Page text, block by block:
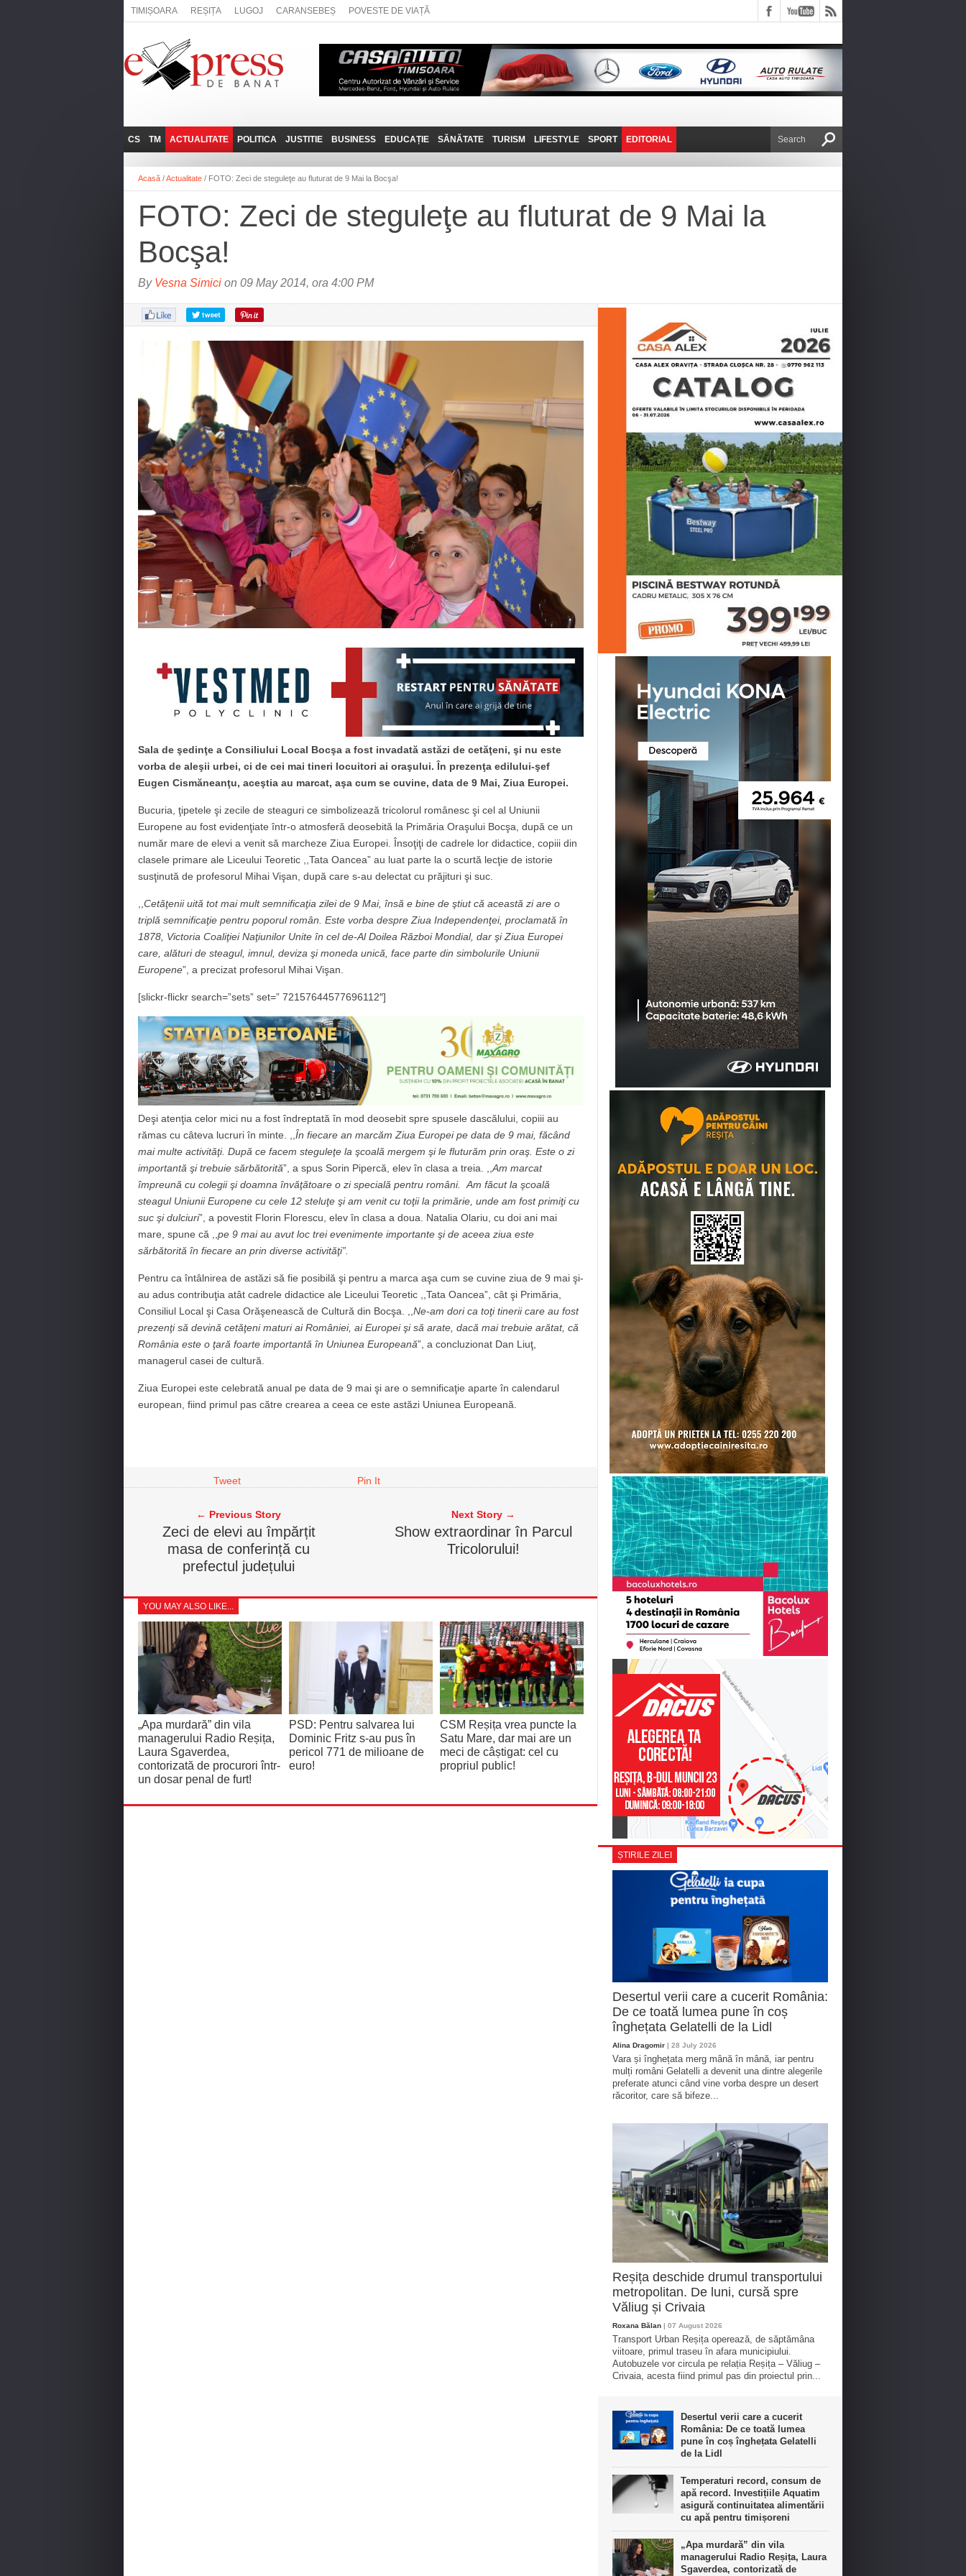
TIMIȘOARA REȘIȚA LUGOJ CARANSEBEȘ POVESTE DE VIAȚĂ
CS
REȘIȚA
CARANSEBEȘ
ANINA
BOCŞA
MOLDOVA NOUĂ
ORAVIȚA
OȚELU ROŞU
TM
LUGOJ
TIMIȘOARA
ACTUALITATE
ADMINISTRATIE
NAȚIONAL
SOCIAL
POLITICA
EXPRESSLIVE
INTERVIURILE
JUSTITIE BUSINESS
JOB-URI
TEHNIT
EDUCAȚIE SĂNĂTATE TURISM
PRIN MUNȚII
FANTASTICUL BANAT
LIFESTYLE
POVESTE DE VIAȚĂ
SPORT EDITORIAL
DE VICTOR NAFIRU
Acasă /Actualitate / FOTO: Zeci de steguleţe au fluturat de 9 Mai la Bocşa!
FOTO: Zeci de steguleţe au fluturat de 9 Mai la
Bocşa!
By Vesna Simici on 09 May 2014, ora 4:00 PM
Sala de şedinţe a Consiliului Local Bocşa a fost invadată astăzi de cetăţeni, şi nu este
vorba de aleşii urbei, ci de cei mai tineri locuitori ai oraşului. În prezenţa edilului-şef
Eugen Cismăneanţu, aceştia au marcat, aşa cum se cuvine, data de 9 Mai, Ziua Europei.
Bucuria, ţipetele şi zecile de steaguri ce simbolizează tricolorul românesc şi cel al Uniunii
Europene au fost evidenţiate într-o atmosferă deosebită la Primăria Oraşului Bocşa, după ce un
număr mare de elevi a venit să marcheze Ziua Europei. Însoţiţi de cadrele lor didactice, copiii din
clasele primare ale Liceului Teoretic ,,Tata Oancea” au luat parte la o scurtă lecţie de istorie
susţinută de profesorul Mihai Vişan, după care s-au delectat cu prăjituri şi suc.
Cetăţenii uită tot mai mult semnificaţia zilei de 9 Mai, însă e bine de ştiut că această zi are o
triplă semnificaţie pentru poporul român. Este vorba despre Ziua Independenţei, proclamată în
1878, Victoria Coaliţiei Naţiunilor Unite în cel de-Al Doilea Război Mondial, dar şi Ziua Europei
care, alături de steagul, imnul, deviza şi moneda unică, face parte din simbolurile Uniunii
Europene”, a precizat profesorul Mihai Vişan.
[slickr-flickr search=”sets” set=” 72157644577696112″]
Deşi atenţia celor mici nu a fost îndreptată în mod deosebit spre spusele dascălului, copiii au
rămas cu câteva lucruri în minte. ,, În fiecare an marcăm Ziua Europei pe data de 9 mai, făcând
mai multe activităţi. După ce facem steguleţe la şcoală mergem şi le fluturăm prin oraş. Este o zi
importantă şi trebuie sărbătorită”, a spus Sorin Pipercă, elev în clasa a treia. ,, Am marcat
împreună cu colegii şi doamna învăţătoare o zi specială pentru români. Am făcut la şcoală
steagul Uniunii Europene cu cele 12 steluţe şi am venit cu toţii la primărie, unde am fost primiţi cu
suc şi dulciuri”, a povestit Florin Florescu, elev în clasa a doua. Natalia Olariu, cu doi ani mai
mare, spune că ,, pe 9 mai au avut loc trei evenimente importante şi de aceea ziua este
sărbătorită în fiecare an prin diverse activităţi”.
Pentru ca întâlnirea de astăzi să fie posibilă şi pentru a marca aşa cum se cuvine ziua de 9 mai şi-
au adus contribuţia atât cadrele didactice ale Liceului Teoretic ,,Tata Oancea”, cât şi Primăria,
Consiliul Local şi Casa Orăşenească de Cultură din Bocşa. ,, Ne-am dori ca toţi tinerii care au fost
prezenţi să devină cetăţeni maturi ai României, ai Europei şi să arate, dacă mai trebuie arătat, că
România este o ţară foarte importantă în Uniunea Europeană”, a concluzionat Dan Liuţ,
managerul casei de cultură.
Ziua Europei este celebrată anual pe data de 9 mai şi are o semnificaţie aparte în calendarul
european, fiind primul pas către crearea a ceea ce este astăzi Uniunea Europeană.
Tweet Pin It
← Previous Story
Zeci de elevi au împărțit
masa de conferință cu
prefectul județului
Next Story →
Show extraordinar în Parcul
Tricolorului!
YOU MAY ALSO LIKE...
„Apa murdară” din vila
managerului Radio Reșița,
Laura Sgaverdea,
contorizată de procurori într-
un dosar penal de furt!
PSD: Pentru salvarea lui
Dominic Fritz s-au pus în
pericol 771 de milioane de
euro!
CSM Reșița vrea puncte la
Satu Mare, dar mai are un
meci de câștigat: cel cu
propriul public!
ȘTIRILE ZILEI
Desertul verii care a cucerit România:
De ce toată lumea pune în coș
înghețata Gelatelli de la Lidl
Alina Dragomir | 28 July 2026
Vara și înghețata merg mână în mână, iar pentru
mulți români Gelatelli a devenit una dintre alegerile
preferate atunci când vine vorba despre un desert
răcoritor, care să bifeze...
Reșița deschide drumul transportului
metropolitan. De luni, cursă spre
Văliug și Crivaia
Roxana Bălan | 07 August 2026
Transport Urban Reșița operează, de săptămâna
viitoare, primul traseu în afara municipiului.
Autobuzele vor circula pe relația Reșița – Văliug –
Crivaia, acesta fiind primul pas din proiectul prin...
Desertul verii care a cucerit
România: De ce toată lumea
pune în coș înghețata Gelatelli
de la Lidl
Temperaturi record, consum de
apă record. Investițiile Aquatim
asigură continuitatea alimentării
cu apă pentru timișoreni
„Apa murdară” din vila
managerului Radio Reșița, Laura
Sgaverdea, contorizată de